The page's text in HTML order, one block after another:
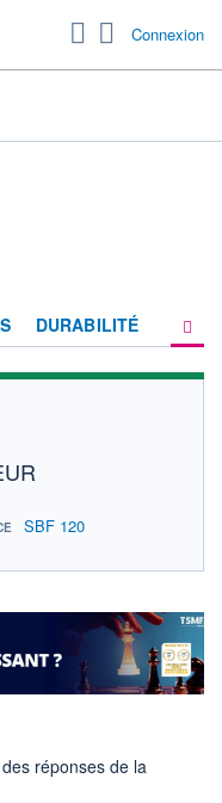
Connexion
DURABILITÉ
SBF 120
2,35
réponses de la